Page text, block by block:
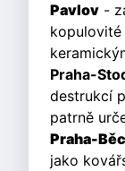
Pavlov -
Praha-
destrukcí
patrně
Praha-
jako